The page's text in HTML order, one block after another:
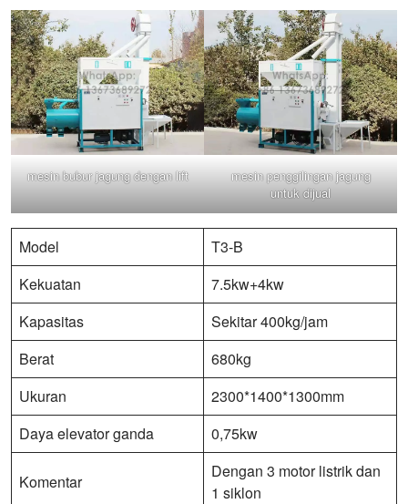
mesin bubur jagung dengan lift
mesin penggilingan jagung
untuk dijual
Model
T3-B
Kekuatan
7.5kw+4kw
Kapasitas
Sekitar 400kg/jam
Berat
680kg
Ukuran
2300*1400*1300mm
Daya elevator ganda
0,75kw
Komentar
Dengan 3 motor listrik dan
1 siklon